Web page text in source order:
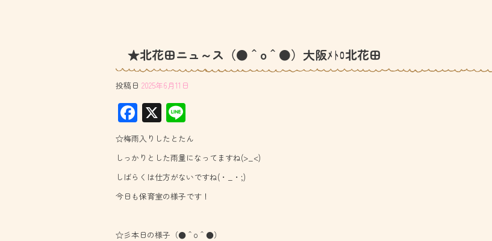
★北花田ニュ～ス（●＾o＾●）大阪ﾒﾄﾛ北花田
投稿日 2025年6月11日
F
ac
e
b
o
ok
X
ne
☆梅雨入りしたとたん
しっかりとした雨量になってますね(>_<)
しばらくは仕方がないですね(・_・;)
今日も保育室の様子です！
☆彡本日の様子（●＾o＾●）